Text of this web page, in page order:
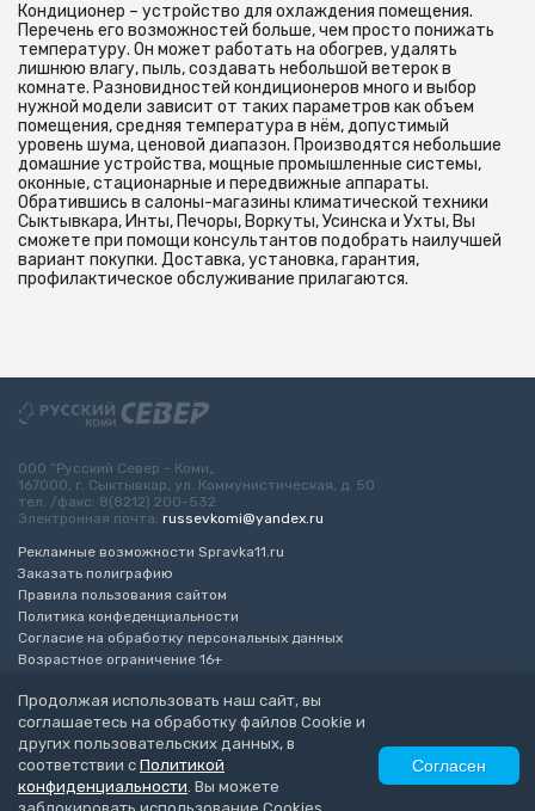
Кондиционер – устройство для охлаждения помещения.
Перечень его возможностей больше, чем просто понижать
температуру. Он может работать на обогрев, удалять
лишнюю влагу, пыль, создавать небольшой ветерок в
комнате. Разновидностей кондиционеров много и выбор
нужной модели зависит от таких параметров как объем
помещения, средняя температура в нём, допустимый
уровень шума, ценовой диапазон. Производятся небольшие
домашние устройства, мощные промышленные системы,
оконные, стационарные и передвижные аппараты.
Обратившись в салоны-магазины климатической техники
Сыктывкара, Инты, Печоры, Воркуты, Усинска и Ухты, Вы
сможете при помощи консультантов подобрать наилучшей
вариант покупки. Доставка, установка, гарантия,
профилактическое обслуживание прилагаются.
Продолжая использовать наш сайт, вы
соглашаетесь на обработку файлов Cookie и
других пользовательских данных, в
соответствии с Политикой
конфиденциальности. Вы можете
Согласен
ООО “Русский Север - Коми„
167000, г. Сыктывкар, ул. Коммунистическая, д. 50
тел. /факс: 8(8212) 200-532
Электронная почта: russevkomi@yandex.ru
Рекламные возможности Spravka11.ru
Заказать полиграфию
Правила пользования сайтом
Политика конфеденциальности
Согласие на обработку персональных данных
Возрастное ограничение 16+
Разработка сайта“ЭкспертБизнесГрупп”
© 2010-2026 Русский Север - Коми